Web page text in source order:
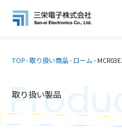
TOP-取り扱い商品-ローム-
取り扱い製品